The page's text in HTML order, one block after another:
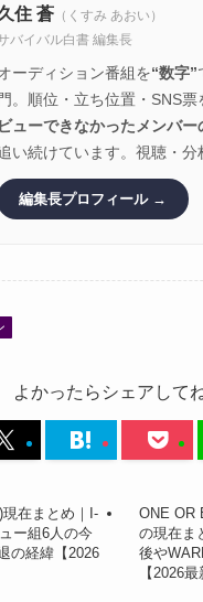
住 蒼（くすみ あおい）
バイバル白書 編集長
ーディション番組を“数字”
門。順位・立ち位置・SNS票
ビューできなかったメンバー
い続けています。視聴・分
編集長プロフィール →
よかったらシェアして
在まとめ｜I-
ー組6人の今
の経緯【2026
ONE OR
の現在ま
後や
【2026最